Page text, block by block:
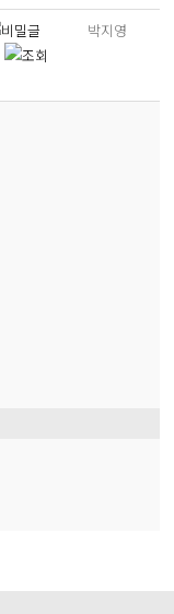
박지영